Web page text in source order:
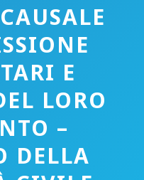
E
LORO
–
DELLA